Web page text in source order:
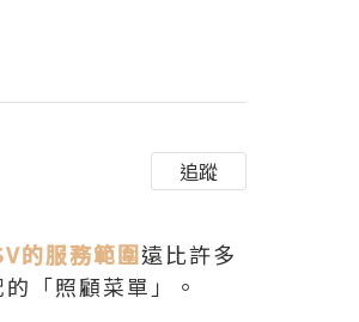
追蹤
的服務範圍遠比許多
「照顧菜單」。